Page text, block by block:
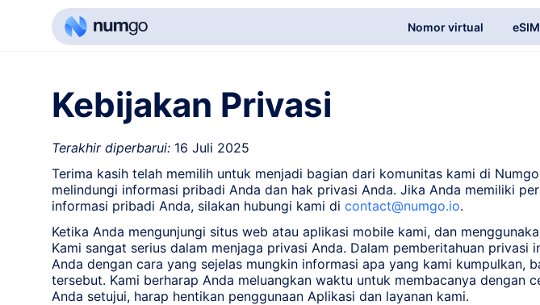
Nomor virtual eSIM
Kebijakan Privasi
Terakhir diperbarui: 16 Juli 2025
Terima kasih telah memilih untuk menjadi bagian dari komunitas kami di
melindungi informasi pribadi Anda dan hak privasi Anda. Jika Anda memiliki
informasi pribadi Anda, silakan hubungi kami di contact@numgo.io.
Ketika Anda mengunjungi situs web atau aplikasi mobile kami, dan
Kami sangat serius dalam menjaga privasi Anda. Dalam pemberitahuan
Anda dengan cara yang sejelas mungkin informasi apa yang kami kumpulkan,
tersebut. Kami berharap Anda meluangkan waktu untuk membacanya
Anda setujui, harap hentikan penggunaan Aplikasi dan layanan kami.